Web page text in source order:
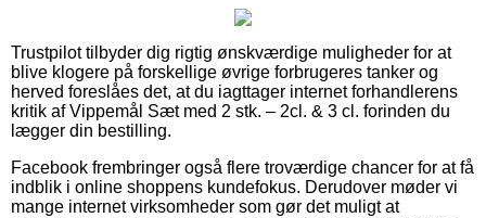
Trustpilot tilbyder dig rigtig ønskværdige muligheder for at
blive klogere på forskellige øvrige forbrugeres tanker og
herved foreslåes det, at du iagttager internet forhandlerens
kritik af Vippemål Sæt med 2 stk. – 2cl. & 3 cl. forinden du
lægger din bestilling.
Facebook frembringer også flere troværdige chancer for at få
indblik i online shoppens kundefokus. Derudover møder vi
mange internet virksomheder som gør det muligt at